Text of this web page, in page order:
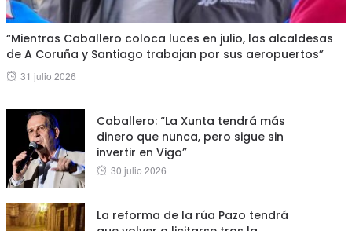
“Mientras Caballero coloca luces en julio, las alcaldesas
de A Coruña y Santiago trabajan por sus aeropuertos”
Posted
31 julio 2026
Caballero: “La Xunta tendrá más
dinero que nunca, pero sigue sin
invertir en Vigo”
Posted
30 julio 2026
La reforma de la rúa Pazo tendrá